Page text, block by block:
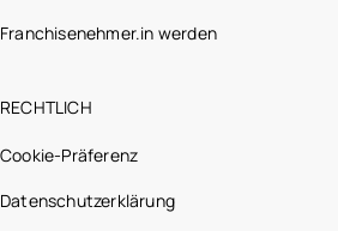
Franchisenehmer.in werden
RECHTLICH
Cookie-Präferenz
Datenschutzerklärung